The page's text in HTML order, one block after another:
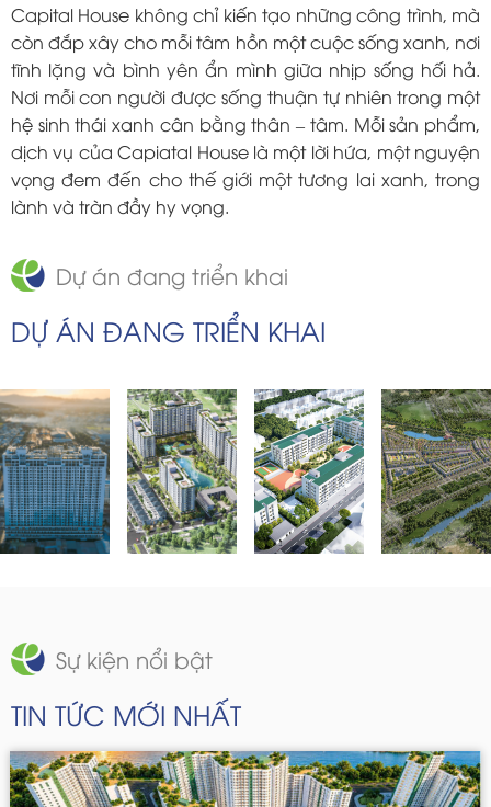
Capital House không chỉ kiến tạo những công trình, mà
còn đắp xây cho mỗi tâm hồn một cuộc sống xanh, nơi
tĩnh lặng và bình yên ẩn mình giữa nhịp sống hối hả.
Nơi mỗi con người được sống thuận tự nhiên trong một
hệ sinh thái xanh cân bằng thân – tâm. Mỗi sản phẩm,
dịch vụ của Capiatal House là một lời hứa, một nguyện
vọng đem đến cho thế giới một tương lai xanh, trong
lành và tràn đầy hy vọng.
Dự án đang triển khai
DỰ ÁN ĐANG TRIỂN KHAI
Sự kiện nổi bật
TIN TỨC MỚI NHẤT